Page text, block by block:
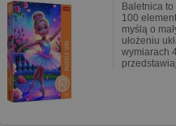
Baletnica
100
myślą o
ułożeniu
wymiarach